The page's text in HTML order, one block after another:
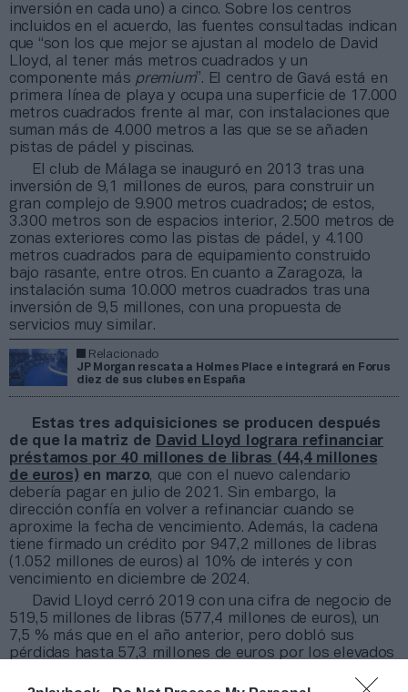
inversión en cada uno) a cinco. Sobre los centros
incluidos en el acuerdo, las fuentes consultadas indican
que “son los que mejor se ajustan al modelo de David
Lloyd, al tener más metros cuadrados y un
componente más premium”. El centro de Gavá está en
primera línea de playa y ocupa una superficie de 17.000
metros cuadrados frente al mar, con instalaciones que
suman más de 4.000 metros a las que se se añaden
pistas de pádel y piscinas.
El club de Málaga se inauguró en 2013 tras una
inversión de 9,1 millones de euros, para construir un
gran complejo de 9.900 metros cuadrados; de estos,
3.300 metros son de espacios interior, 2.500 metros de
zonas exteriores como las pistas de pádel, y 4.100
metros cuadrados para de equipamiento construido
bajo rasante, entre otros. En cuanto a Zaragoza, la
instalación suma 10.000 metros cuadrados tras una
inversión de 9,5 millones, con una propuesta de
servicios muy similar.
Relacionado
JP Morgan rescata a Holmes Place e integrará en Forus
diez de sus clubes en España
Estas tres adquisiciones se producen después
de que la matriz de David Lloyd lograra refinanciar
préstamos por 40 millones de libras (44,4 millones
de euros) en marzo, que con el nuevo calendario
debería pagar en julio de 2021. Sin embargo, la
dirección confía en volver a refinanciar cuando se
aproxime la fecha de vencimiento. Además, la cadena
tiene firmado un crédito por 947,2 millones de libras
(1.052 millones de euros) al 10% de interés y con
vencimiento en diciembre de 2024.
David Lloyd cerró 2019 con una cifra de negocio de
519,5 millones de libras (577,4 millones de euros), un
7,5 % más que en el año anterior, pero dobló sus
pérdidas hasta 57,3 millones de euros por los elevados